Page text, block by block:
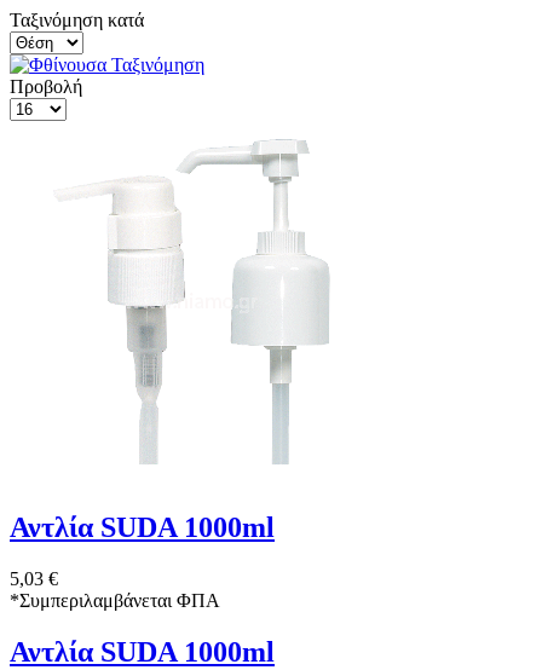
Ταξινόμηση κατά
Προβολή
Αντλία SUDA 1000ml
5,03 €
*Συμπεριλαμβάνεται ΦΠΑ
Αντλία SUDA 1000ml